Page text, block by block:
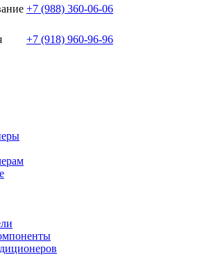
+7 (988) 360-06-06
+7 (918) 960-96-96